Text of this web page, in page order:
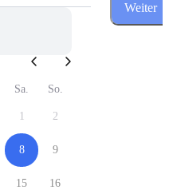
Sa. So.
1 2
8 9
15 16
Weiter